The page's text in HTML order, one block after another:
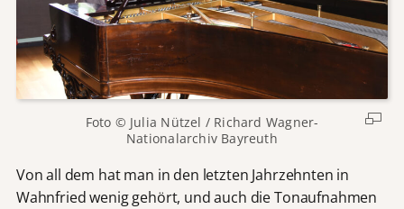
Foto © Julia Nützel / Richard Wagner-
Nationalarchiv Bayreuth
Von all dem hat man in den letzten Jahrzehnten in
Wahnfried wenig gehört, und auch die Tonaufnahmen